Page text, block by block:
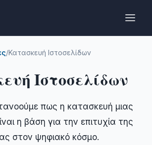
/Κατασκευή Ιστοσελίδων
Ιστοσελίδων
πως η κατασκευή μιας
η βάση για την επιτυχία της
στον ψηφιακό κόσμο.